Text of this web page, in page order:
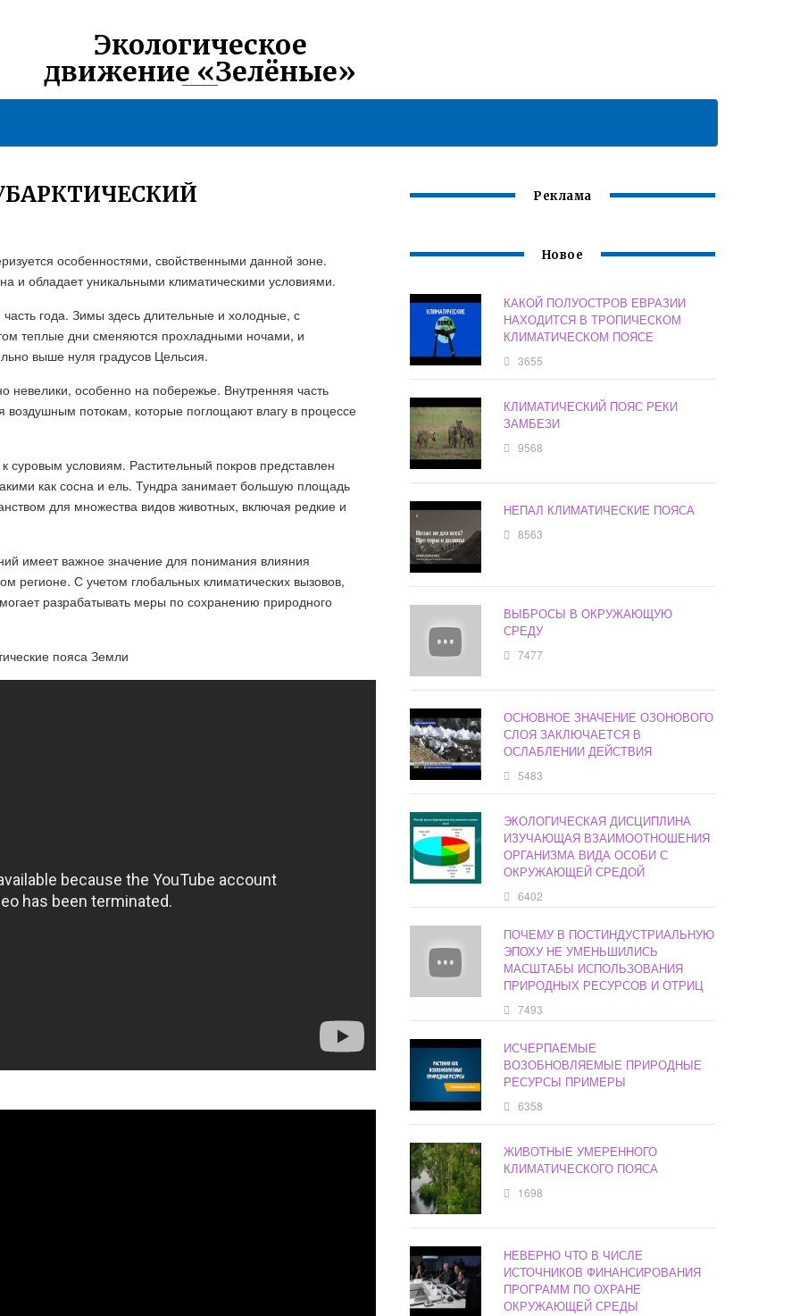
Экологическое
движение «Зелёные»
особенностями, свойственными данной зоне.
и обладает уникальными климатическими условиями.
года. Зимы здесь длительные и холодные, с
теплые дни сменяются прохладными ночами, и
выше нуля градусов Цельсия.
невелики, особенно на побережье. Внутренняя часть
воздушным потокам, которые поглощают влагу в процессе
суровым условиям. Растительный покров представлен
как сосна и ель. Тундра занимает большую площадь
для множества видов животных, включая редкие и
имеет важное значение для понимания влияния
регионе. С учетом глобальных климатических вызовов,
разрабатывать меры по сохранению природного
пояса Земли
Реклама
Новое
КАКОЙ ПОЛУОСТРОВ ЕВРАЗИИ
НАХОДИТСЯ В ТРОПИЧЕСКОМ
КЛИМАТИЧЕСКОМ ПОЯСЕ
3655
КЛИМАТИЧЕСКИЙ ПОЯС РЕКИ
ЗАМБЕЗИ
9568
НЕПАЛ КЛИМАТИЧЕСКИЕ ПОЯСА
8563
ВЫБРОСЫ В ОКРУЖАЮЩУЮ
СРЕДУ
7477
ОСНОВНОЕ ЗНАЧЕНИЕ ОЗОНОВОГО
СЛОЯ ЗАКЛЮЧАЕТСЯ В
ОСЛАБЛЕНИИ ДЕЙСТВИЯ
5483
ЭКОЛОГИЧЕСКАЯ ДИСЦИПЛИНА
ИЗУЧАЮЩАЯ ВЗАИМООТНОШЕНИЯ
ОРГАНИЗМА ВИДА ОСОБИ С
ОКРУЖАЮЩЕЙ СРЕДОЙ
6402
ПОЧЕМУ В ПОСТИНДУСТРИАЛЬНУЮ
ЭПОХУ НЕ УМЕНЬШИЛИСЬ
МАСШТАБЫ ИСПОЛЬЗОВАНИЯ
ПРИРОДНЫХ РЕСУРСОВ И ОТРИЦ
7493
ИСЧЕРПАЕМЫЕ
ВОЗОБНОВЛЯЕМЫЕ ПРИРОДНЫЕ
РЕСУРСЫ ПРИМЕРЫ
6358
ЖИВОТНЫЕ УМЕРЕННОГО
КЛИМАТИЧЕСКОГО ПОЯСА
1698
НЕВЕРНО ЧТО В ЧИСЛЕ
ИСТОЧНИКОВ ФИНАНСИРОВАНИЯ
ПРОГРАММ ПО ОХРАНЕ
ОКРУЖАЮЩЕЙ СРЕДЫ